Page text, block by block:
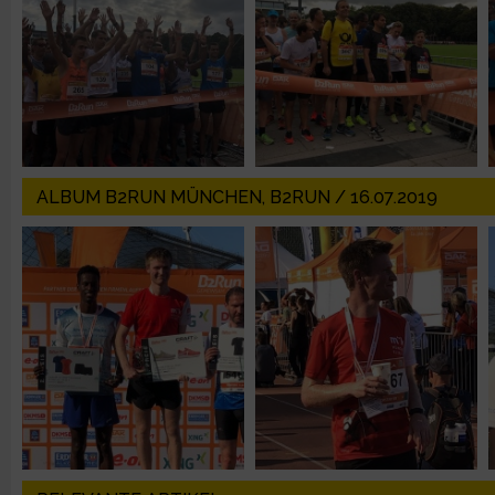
ALBUM B2RUN MÜNCHEN, B2RUN / 16.07.2019
IAB-Besonderheiten:
Verwendung genauer Standortdaten
Geräte anhand von aktiv angeforderten Informationen
Nicht-IAB-Verarbeitungszwecke:
Notwendig
Performance
Funktional
Werbung